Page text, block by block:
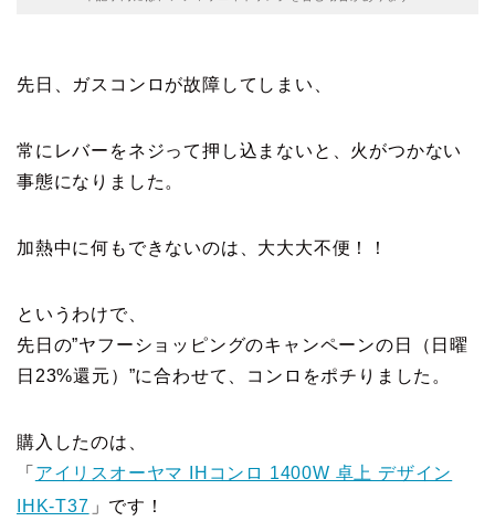
先日、ガスコンロが故障してしまい、
常にレバーをネジって押し込まないと、火がつかない
事態になりました。
加熱中に何もできないのは、大大大不便！！
というわけで、
先日の”ヤフーショッピングのキャンペーンの日（日曜
日23%還元）”に合わせて、コンロをポチりました。
購入したのは、
「 アイリスオーヤマ IHコンロ 1400W 卓上 デザイン
IHK-T37 」です！